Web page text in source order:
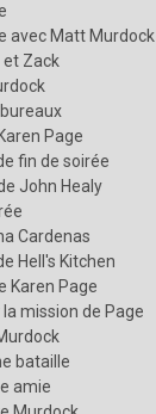
avec Matt Murdock
et Zack
Page
fin de soirée
John Healy
Cardenas
Hell's Kitchen
Karen Page
la mission de Page
bataille
amie